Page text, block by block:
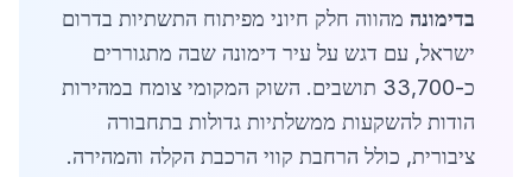
בדימונה מהווה חלק חיוני מפיתוח התשתיות בדרום
ישראל, עם דגש על עיר דימונה שבה מתגוררים
כ-33,700 תושבים. השוק המקומי צומח במהירות
הודות להשקעות ממשלתיות גדולות בתחבורה
ציבורית, כולל הרחבת קווי הרכבת הקלה והמהירה.